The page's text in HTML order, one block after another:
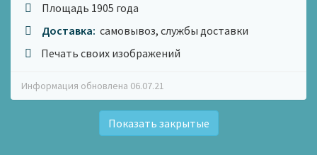
Площадь 1905 года
Доставка: самовывоз, службы доставки
Печать своих изображений
Информация обновлена 06.07.21
Показать закрытые